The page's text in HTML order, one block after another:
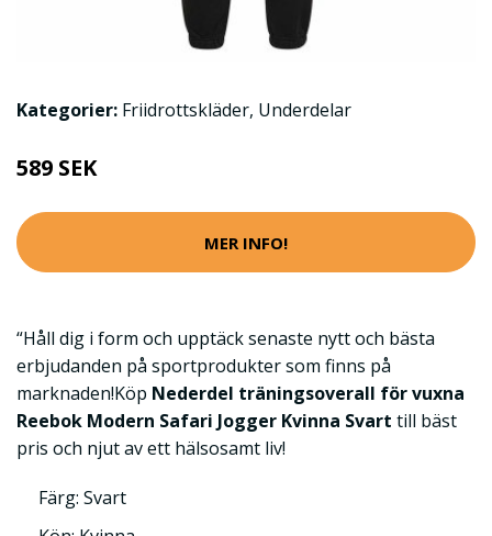
Kategorier: Friidrottskläder, Underdelar
589 SEK
MER INFO!
“Håll dig i form och upptäck senaste nytt och bästa
erbjudanden på sportprodukter som finns på
marknaden!Köp Nederdel träningsoverall för vuxna
Reebok Modern Safari Jogger Kvinna Svart till bäst
pris och njut av ett hälsosamt liv!
Färg: Svart